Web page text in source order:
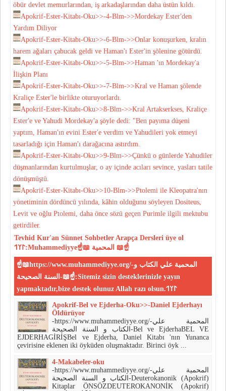
öbür devlet memurların­dan, iş arkadaşlarından daha üstün kıl­dı.
Apokrif-Ester-Kitabı-Oku>>-4-Blm->>Mordekay Ester'den
Yardım Diliyor
Apokrif-Ester-Kitabı-Oku>>-6-Blm->>Onlar konuşurken, kralın
harem ağaları çabucak geldi ve Haman'ı Es­ter'in şölenine götürdü.
Apokrif-Ester-Kitabı-Oku>>-5-Blm->>Haman 'ın Mordekay'a
İlişkin Planı
Apokrif-Ester-Kitabı-Oku>>-7-Blm->>Kral ve Haman şölende
Kraliçe Ester'le birlikte oturuyorlardı.
Apokrif-Ester-Kitabı-Oku>>8-Blm->>Kral Artakserkses, Kraliçe
Ester'e ve Yahudi Mordekay'a şöyle dedi: "Ben payıma düşeni
yaptım, Haman'ın evini Ester'e verdim ve Yahudileri yok etme­yi
tasarladığı için Haman'ı darağacına astırdım.
Apokrif-Ester-Kitabı-Oku>>9-Blm->>Çünkü o günlerde Yahudiler
düşmanlarından kurtulmuşlar, o ay içinde acıları se­vince, yasları tatile
dönüşmüştü.
Apokrif-Ester-Kitabı-Oku>>10-Blm->>Ptolemi ile Kleopatra'nın
yöneti­minin dördüncü yılında, kâhin oldu­ğunu söyleyen Dositeus,
Levit ve oğlu Ptolemi, daha önce sözü geçen Purimle ilgili mektubu
getirdiler.
Tevhid Kur'an Sünnet Sohbetler Arapça Dersleri üye ol
𐰃𐰠𐰯:Muhammediyye☝📖 المحمية 📖☝
☝📖https://www.muhammediyye.org/-المحمية علي الكتاب و
السنة الصحيحة-📖☝:Sitemiz sizin desteklerinizle yayın
yapmaktadır,bize destek olunuz Allah razı olsun.𐰃𐰠𐰯
Apokrif-Bel ve Ejderha-Oku>>-Daniel Ejderhayı
Öldürüyor
-https://www.muhammediyye.org/-المحمية علي
الكتاب و السنة الصحيحة-Bel ve EjderhaBEL VE
EJDERHAGİRİŞBel ve Ejderha, Daniel Kitabı 'nın Yunanca
çevirisine eklenen iki öyküden oluşmaktadır. Birinci öyk ...
4-Makabeler-oku
-https://www.muhammediyye.org/-المحمية علي
الكتاب و السنة الصحيحة-Deuterokanonik (Apokrif)
Kitaplar ÖNSÖZDEUTEROKANONİK (Apokrif)